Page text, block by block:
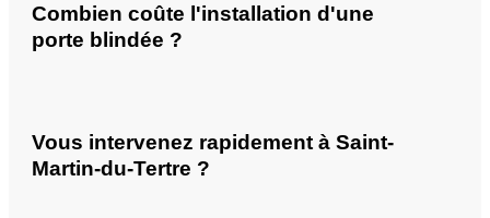
Combien coûte l'installation d'une
porte blindée ?
Vous intervenez rapidement à Saint-
Martin-du-Tertre ?